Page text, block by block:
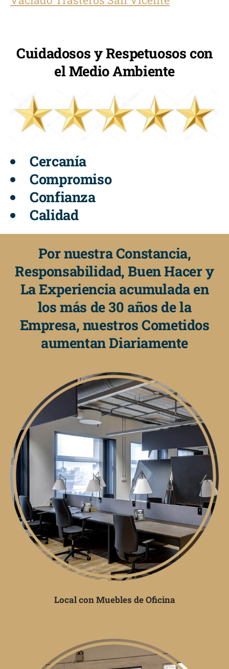
Cuidadosos y Respetuosos con
el Medio Ambiente
Cercanía
Compromiso
Confianza
Calidad
Por nuestra Constancia,
Responsabilidad, Buen Hacer y
La Experiencia acumulada en
los más de 30 años de la
Empresa, nuestros Cometidos
aumentan Diariamente
Local con Muebles de Oficina